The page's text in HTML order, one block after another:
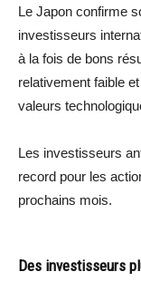
Le Japon confirme
investisseurs
à la fois de bons
relativement faible
valeurs
Les investisseurs
record pour les
prochains mois.
Des investisseurs